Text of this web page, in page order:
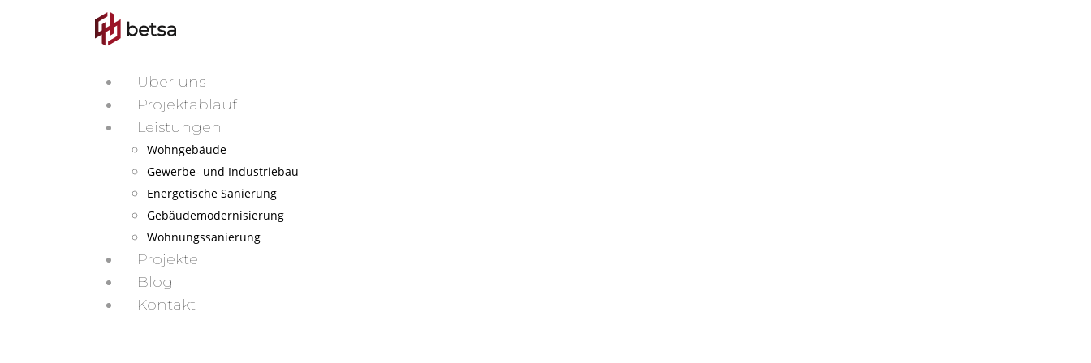
Über uns
Projektablauf
Leistungen
Wohngebäude
Gewerbe- und Industriebau
Energetische Sanierung
Gebäudemodernisierung
Wohnungssanierung
Projekte
Blog
Kontakt